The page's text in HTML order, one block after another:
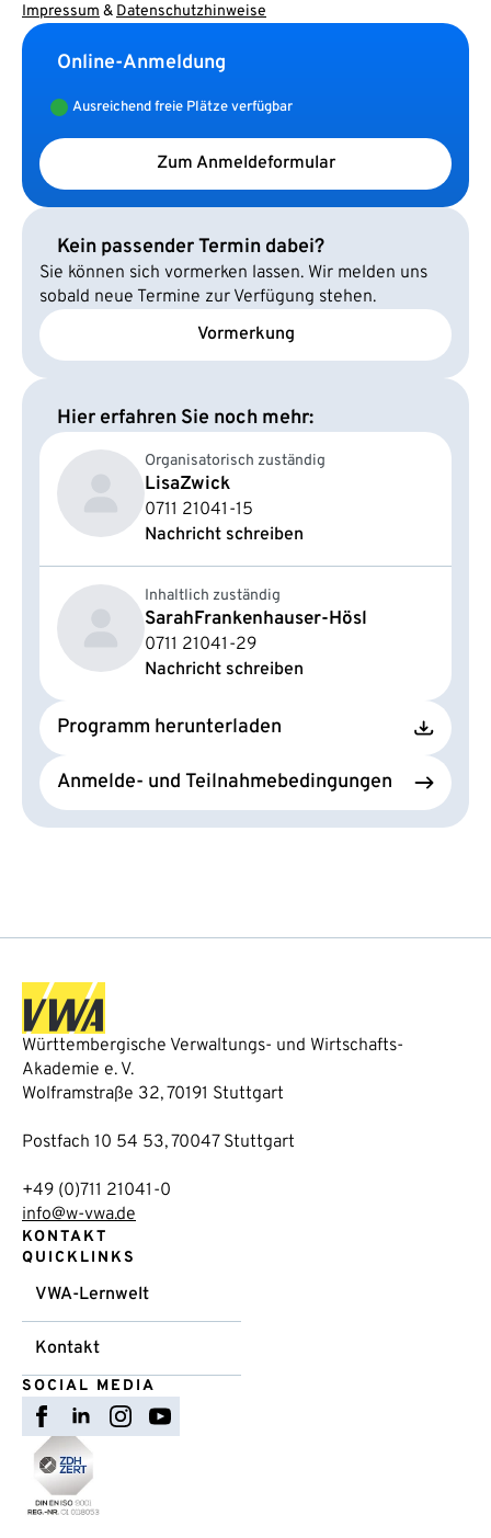
Impressum & Datenschutzhinweise
Online-Anmeldung
Ausreichend freie Plätze verfügbar
Zum Anmeldeformular
Kein passender Termin dabei?
Sie können sich vormerken lassen. Wir melden uns
sobald neue Termine zur Verfügung stehen.
Vormerkung
Hier erfahren Sie noch mehr:
Organisatorisch zuständig
LisaZwick
0711 21041-15
Nachricht schreiben
Inhaltlich zuständig
SarahFrankenhauser-Hösl
0711 21041-29
Nachricht schreiben
Programm herunterladen
Anmelde- und Teilnahmebedingungen
Württembergische Verwaltungs- und Wirtschafts-
Akademie e. V.
Wolframstraße 32, 70191 Stuttgart
Postfach 10 54 53, 70047 Stuttgart
+49 (0)711 21041-0
info@w-vwa.de
KONTAKT
QUICKLINKS
VWA-Lernwelt
Kontakt
SOCIAL MEDIA